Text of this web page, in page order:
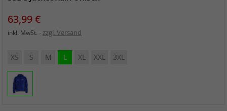
Preis
63,99 €
inkl. MwSt. zzgl. Versand
XS S M L XL XXL 3XL